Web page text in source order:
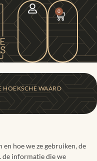
0
HOEKSCHE WAARD
hoe we ze gebruiken, de
de informatie die we